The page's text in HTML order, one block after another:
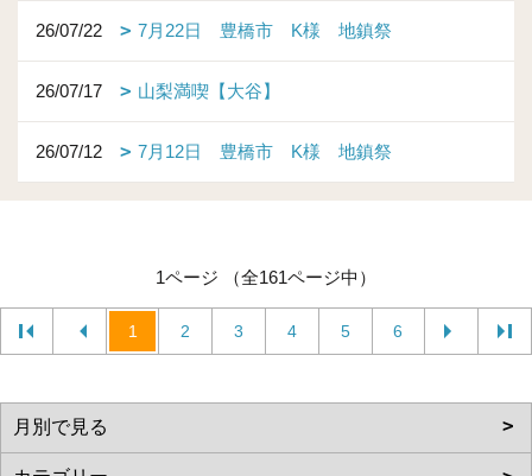
26/07/22 7月22日 豊橋市 K様 地鎮祭
26/07/17 山梨満喫【大谷】
26/07/12 7月12日 豊橋市 K様 地鎮祭
1ページ （全161ページ中）
1 2 3 4 5 6